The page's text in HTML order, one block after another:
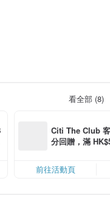
看全部 (8)
Citi The Club
分回贈，滿
前往活動頁